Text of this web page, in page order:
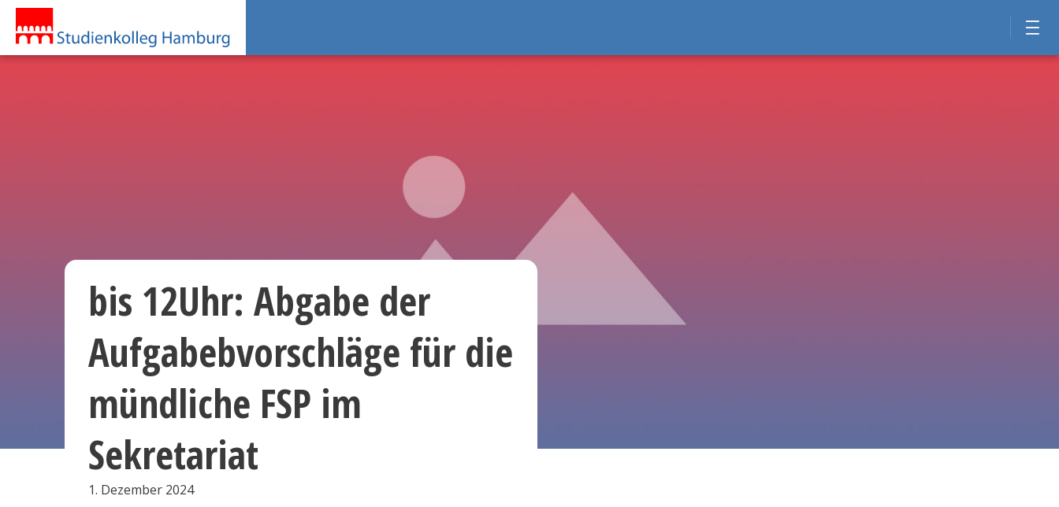
bis 12Uhr: Abgabe der
Aufgabebvorschläge für die
mündliche FSP im
Sekretariat
1. Dezember 2024